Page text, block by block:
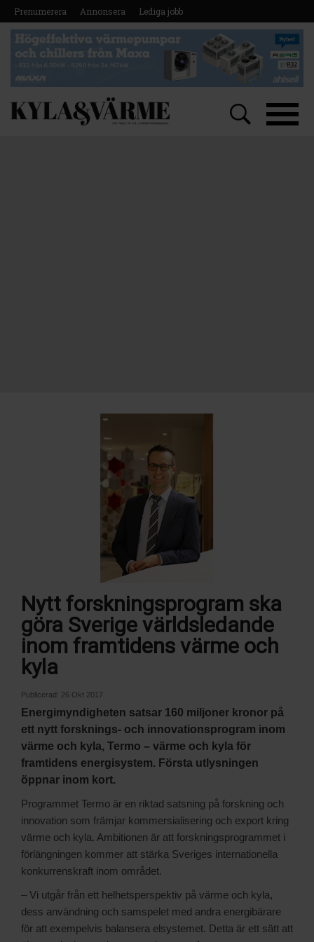
Prenumerera Annonsera Lediga jobb
Nytt forskningsprogram ska
göra Sverige världsledande
inom framtidens värme och
kyla
Publicerad: 26 Okt 2017
Energimyndigheten satsar 160 miljoner kronor på
ett nytt forsknings- och innovationsprogram inom
värme och kyla, Termo – värme och kyla för
framtidens energisystem. Första utlysningen
öppnar inom kort.
Programmet Termo är en riktad satsning på forskning och
innovation som främjar kommersialisering och export kring
värme och kyla. Ambitionen är att forskningsprogrammet i
förlängningen kommer att stärka Sveriges internationella
konkurrenskraft inom området.
– Vi utgår från ett helhetsperspektiv på värme och kyla,
dess användning och samspelet med andra energibärare
för att exempelvis balansera elsystemet. Detta är ett sätt att